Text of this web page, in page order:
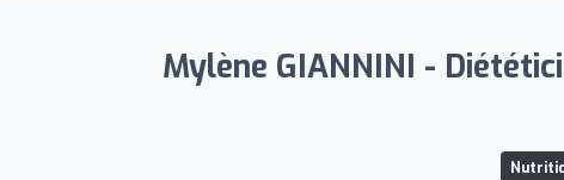
Mylène GIANNINI -